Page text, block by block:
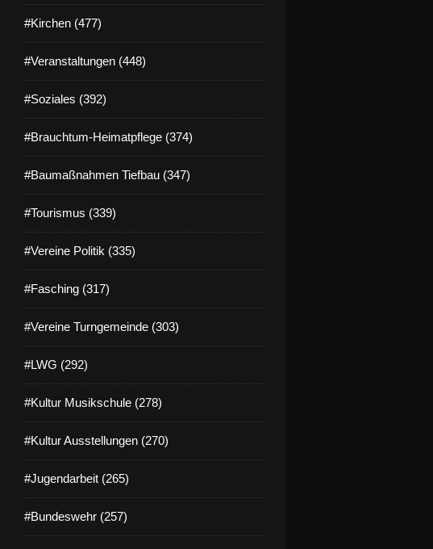
#Kirchen (477)
#Veranstaltungen (448)
#Soziales (392)
#Brauchtum-Heimatpflege (374)
#Baumaßnahmen Tiefbau (347)
#Tourismus (339)
#Vereine Politik (335)
#Fasching (317)
#Vereine Turngemeinde (303)
#LWG (292)
#Kultur Musikschule (278)
#Kultur Ausstellungen (270)
#Jugendarbeit (265)
#Bundeswehr (257)